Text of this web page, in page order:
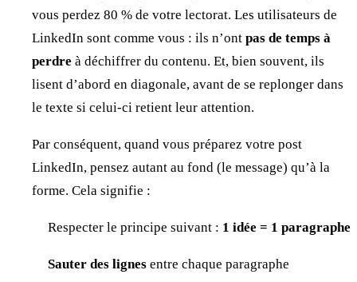
vous perdez 80 % de votre lectorat. Les utilisateurs de
LinkedIn sont comme vous : ils n’ont pas de temps à
perdre à déchiffrer du contenu. Et, bien souvent, ils
lisent d’abord en diagonale, avant de se replonger dans
le texte si celui-ci retient leur attention.
Par conséquent, quand vous préparez votre post
LinkedIn, pensez autant au fond (le message) qu’à la
forme. Cela signifie :
Respecter le principe suivant : 1 idée = 1 paragraphe
Sauter des lignes entre chaque paragraphe